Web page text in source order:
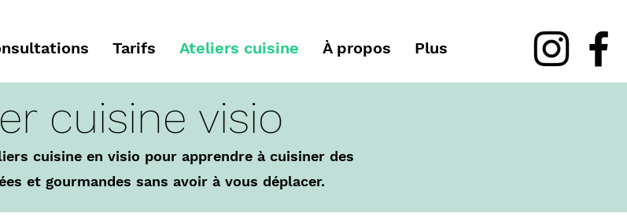
Tarifs Ateliers cuisine À propos Plus
cuisine visio
cuisine en visio pour apprendre à cuisiner des
et gourmandes sans avoir à vous déplacer.